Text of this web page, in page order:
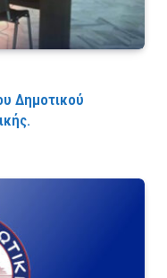
Δημοτικού